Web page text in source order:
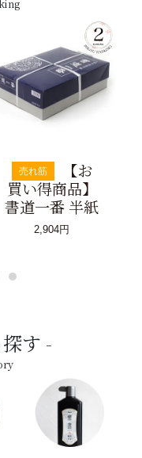
売れ筋
【お
買い得商品】
書道一番 半紙
2,904円
す